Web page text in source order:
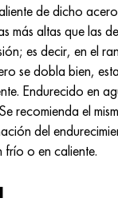
de dicho
más altas que las
es decir, en el
se dobla bien,
Endurecido en
recomienda el
del
o en caliente.